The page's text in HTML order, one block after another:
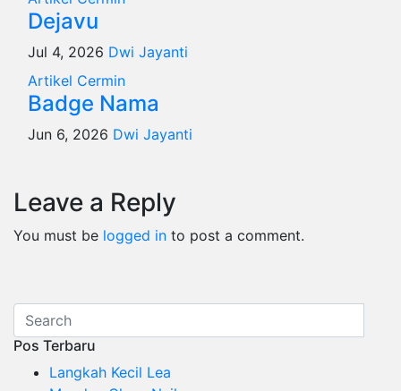
Dejavu
Jul 4, 2026 Dwi Jayanti
Artikel Cermin
Badge Nama
Jun 6, 2026 Dwi Jayanti
Leave a Reply
You must be logged in to post a comment.
Pos Terbaru
Langkah Kecil Lea